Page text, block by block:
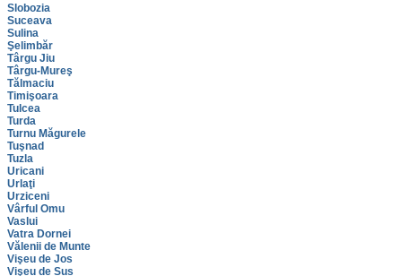
Slobozia
Suceava
Sulina
Şelimbăr
Târgu Jiu
Târgu-Mureş
Tălmaciu
Timişoara
Tulcea
Turda
Turnu Măgurele
Tuşnad
Tuzla
Uricani
Urlaţi
Urziceni
Vârful Omu
Vaslui
Vatra Dornei
Vălenii de Munte
Vişeu de Jos
Vişeu de Sus